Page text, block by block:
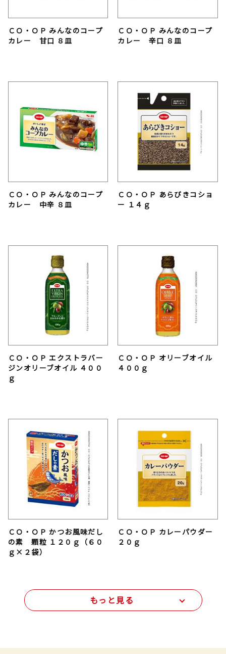
ＣＯ・ＯＰ みんなのコープ
カレー 甘口 ８皿
ＣＯ・ＯＰ みんなのコープ
カレー 辛口 ８皿
ＣＯ・ＯＰ みんなのコープ
カレー 中辛 ８皿
ＣＯ・ＯＰ あらびきコショ
ー １４ｇ
ＣＯ・ＯＰ エクストラバー
ジンオリーブオイル ４００
ｇ
ＣＯ・ＯＰ オリーブオイル
４００ｇ
ＣＯ・ＯＰ かつお風味だし
の素 顆粒 １２０ｇ（６０
ｇ×２袋）
ＣＯ・ＯＰ カレーパウダー
２０ｇ
もっと見る